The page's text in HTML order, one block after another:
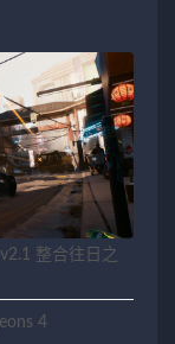
整合往日之
4